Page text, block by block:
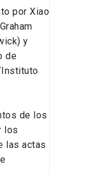
por Xiao
y
de
Instituto
de los
los
las actas